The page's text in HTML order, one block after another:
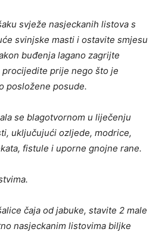
svježe nasjeckanih listova s
svinjske masti i ostavite smjesu
buđenja lagano zagrijte
prije nego što je
posložene posude.
se blagotvornom u liječenju
uključujući ozljede, modrice,
fistule i uporne gnojne rane.
čaja od jabuke, stavite 2 male
nasjeckanim listovima biljke